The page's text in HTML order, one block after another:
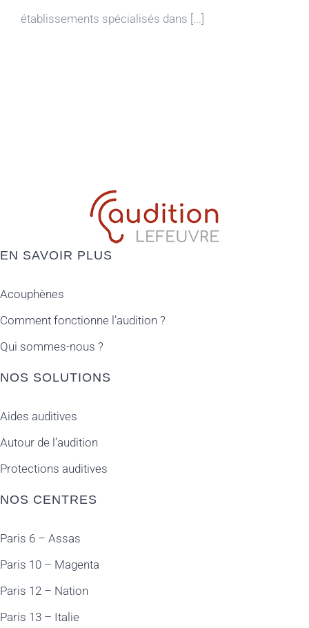
établissements spécialisés dans [...]
EN SAVOIR PLUS
Acouphènes
Comment fonctionne l’audition ?
Qui sommes-nous ?
NOS SOLUTIONS
Aides auditives
Autour de l’audition
Protections auditives
NOS CENTRES
Paris 6 – Assas
Paris 10 – Magenta
Paris 12 – Nation
Paris 13 – Italie